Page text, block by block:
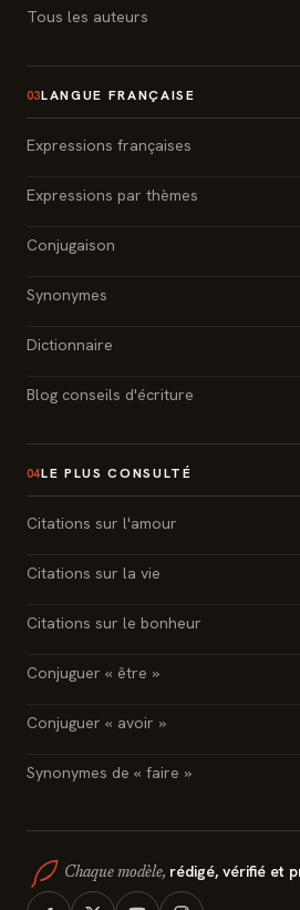
Tous les auteurs
03LANGUE FRANÇAISE
Expressions françaises
Expressions par thèmes
Conjugaison
Synonymes
Dictionnaire
Blog conseils d'écriture
04LE PLUS CONSULTÉ
Citations sur l'amour
Citations sur la vie
Citations sur le bonheur
Conjuguer « être »
Conjuguer « avoir »
Synonymes de « faire »
Chaque modèle, rédigé, vérifié et